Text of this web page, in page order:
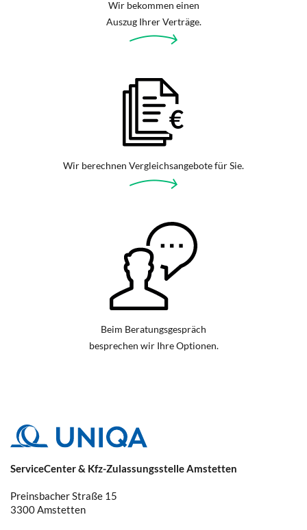
Wir bekommen einen
Auszug Ihrer Verträge.
Wir berechnen Vergleichsangebote für Sie.
Beim Beratungsgespräch
besprechen wir Ihre Optionen.
ServiceCenter & Kfz-Zulassungsstelle Amstetten
Preinsbacher Straße 15
3300 Amstetten